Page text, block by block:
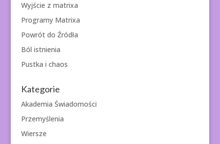
Wyjście z matrixa
Programy Matrixa
Powrót do Źródła
Ból istnienia
Pustka i chaos
Kategorie
Akademia Świadomości
Przemyślenia
Wiersze